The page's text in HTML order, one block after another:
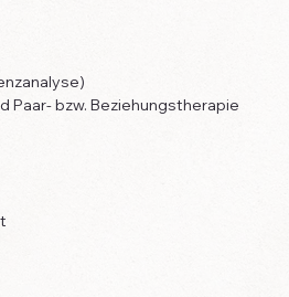
Paar- bzw. Beziehungstherapie